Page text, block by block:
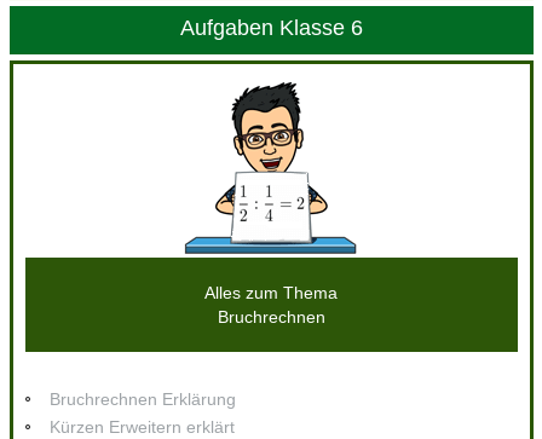
Aufgaben Klasse 6
Alles zum Thema
Bruchrechnen
Bruchrechnen Erklärung
Kürzen Erweitern erklärt